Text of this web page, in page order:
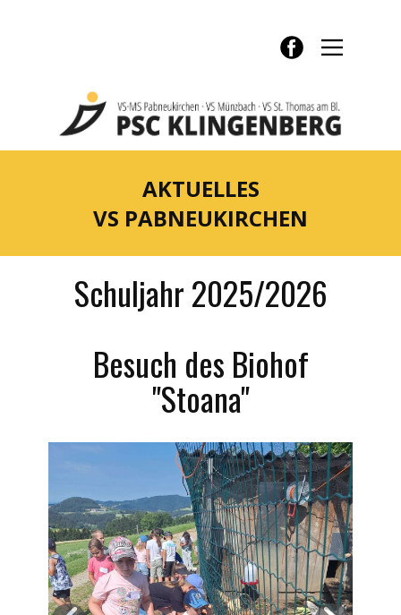
AKTUELL​ES
VS PABNEUKIRCHEN
Schuljahr 2025/2026
Besuch des Biohof
"Stoana"